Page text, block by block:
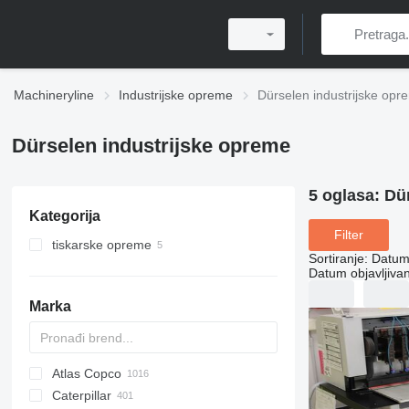
Machineryline Industrijske opreme Dürselen industrijske
Dürselen industrijske opreme
Kategorija
tiskarske opreme
Marka
PDS
APD
AB
Ensis
Pega
VZ
AG3
Atlas Copco
DrillAir
QAS
PDP
E-series
B-series
BM
GFS
VT
Rover
PA
Airpure
BySprint Fiber
CK
SR
Caterpillar
5 oglasa:
Filter
Sortiranje:
Datum